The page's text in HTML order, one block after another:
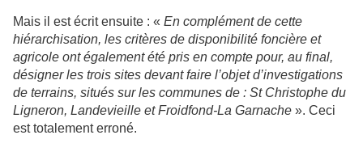
Mais il est écrit ensuite : « En complément de cette
hiérarchisation, les critères de disponibilité foncière et
agricole ont également été pris en compte pour, au final,
désigner les trois sites devant faire l’objet d’investigations
de terrains, situés sur les communes de : St Christophe du
Ligneron, Landevieille et Froidfond-La Garnache ». Ceci
est totalement erroné.